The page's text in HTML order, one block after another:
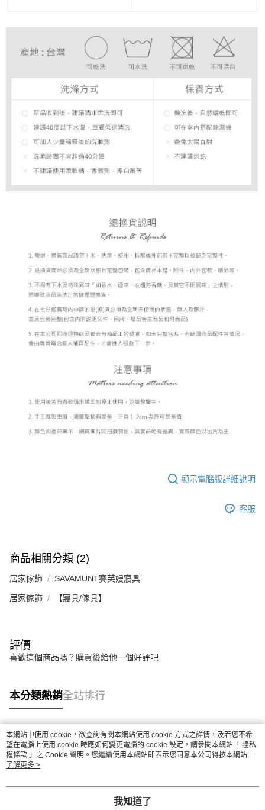
顯示電腦版詳細說明
客服
商品相關分類 (2)
居家傢飾 SAVAMUNT賽芙嫚寢具
居家傢飾 【寢具/傢具】
評價
喜歡這個商品嗎？購買後給他一個好評吧
本分類熱銷全站排行
熱門標籤
本網站中使用 cookie，欲查詢有關本網站使用 cookie 方式之詳情，及若您不希
望在電腦上使用 cookie 時應如何變更電腦的 cookie 設定，請參閱本網站「 隱私
權條款 」之 Cookie 聲明。您繼續使用本網站即表示您同意本公司得按本網站使
用條款之 Cookie 聲明使用 cookie。
了解更多 >
我知道了